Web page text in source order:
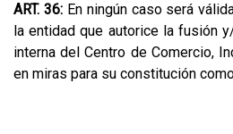
ART. 36:En ningún caso será
la entidad que autorice la fusión
interna del Centro de Comercio,
en miras para su constitución